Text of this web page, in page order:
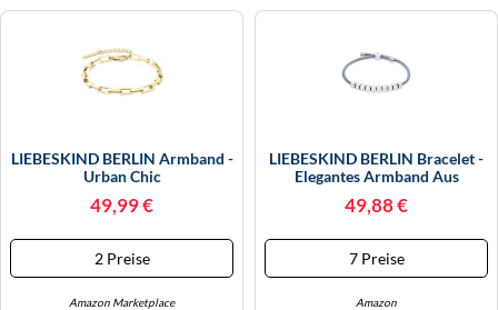
LIEBESKIND BERLIN Armband -
Urban Chic
49,99 €
2 Preise
Amazon Marketplace
LIEBESKIND BERLIN Bracelet -
Elegantes Armband Aus
Verstellbar Bis 21 Cm -
49,88 €
7 Preise
Amazon